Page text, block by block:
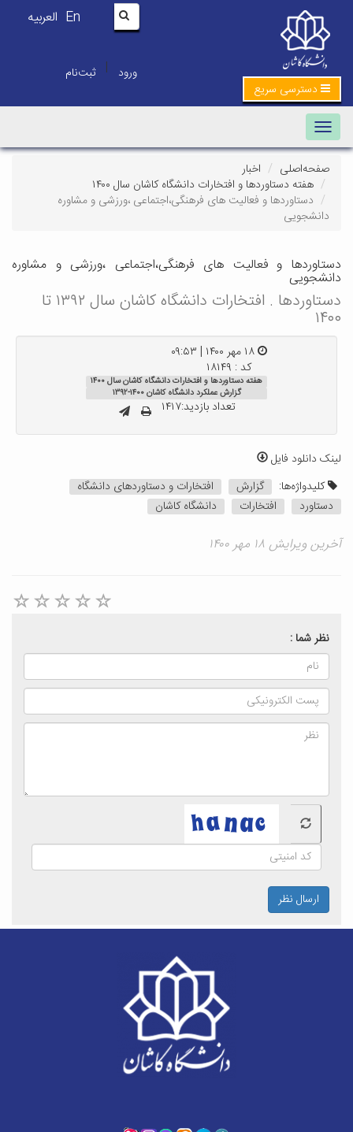
En العربیه
ورود | ثبت‌نام
دسترسی سریع
Toggle navigation
صفحه‌اصلی
اخبار
هفته دستاوردها و افتخارات دانشگاه کاشان سال ۱۴۰۰
دستاوردها و فعالیت های فرهنگی،اجتماعی ،ورزشی و مشاوره
دانشجویی
دستاوردها و فعالیت های فرهنگی،اجتماعی ،ورزشی و مشاوره
دانشجویی
دستاوردها . افتخارات دانشگاه کاشان سال ۱۳۹۲ تا
۱۴۰۰
۱۸ مهر ۱۴۰۰ | ۰۹:۵۳
کد : ۱۸۱۴۹
هفته دستاوردها و افتخارات دانشگاه کاشان سال ۱۴۰۰
گزارش عملکرد دانشگاه کاشان ۱۴۰۰-۱۳۹۲
تعداد بازدید:۱۴۱۷
لینک دانلود فایل
کلیدواژه‌ها:
گزارش
افتخارات و دستاوردهای دانشگاه
دستاورد
افتخارات دانشگاه کاشان
آخرین ویرایش ۱۸ مهر ۱۴۰۰
نظر شما :
ارسال نظر